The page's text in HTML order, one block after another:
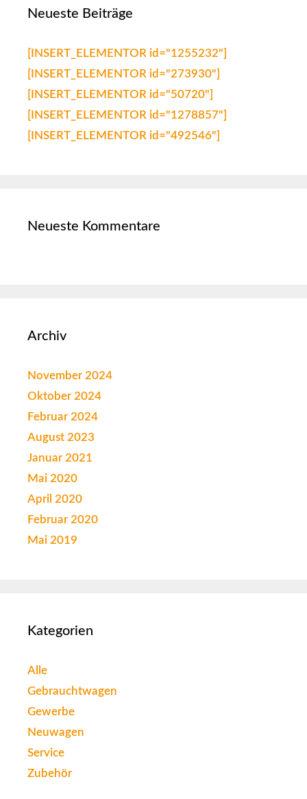
Neueste Beiträge
[INSERT_ELEMENTOR id="1255232"]
[INSERT_ELEMENTOR id="273930"]
[INSERT_ELEMENTOR id="50720"]
[INSERT_ELEMENTOR id="1278857"]
[INSERT_ELEMENTOR id="492546"]
Neueste Kommentare
Archiv
November 2024
Oktober 2024
Februar 2024
August 2023
Januar 2021
Mai 2020
April 2020
Februar 2020
Mai 2019
Kategorien
Alle
Gebrauchtwagen
Gewerbe
Neuwagen
Service
Zubehör